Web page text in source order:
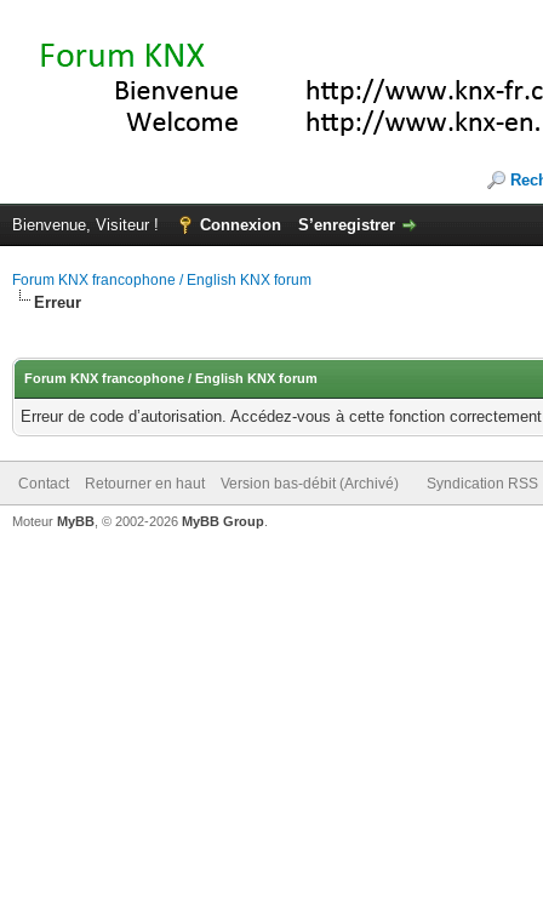
Bienvenue, Visiteur ! Connexion S’enregistrer
Forum KNX francophone / English KNX forum
Erreur
Forum KNX francophone / English KNX forum
Erreur de code d’autorisation. Accédez-vous à cette fonction
Contact Retourner en haut Version bas-débit (Archivé) Syndication RSS
Moteur MyBB , © 2002-2026 MyBB Group